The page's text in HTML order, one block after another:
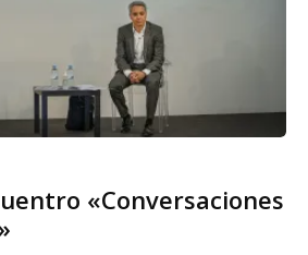
«Conversaciones